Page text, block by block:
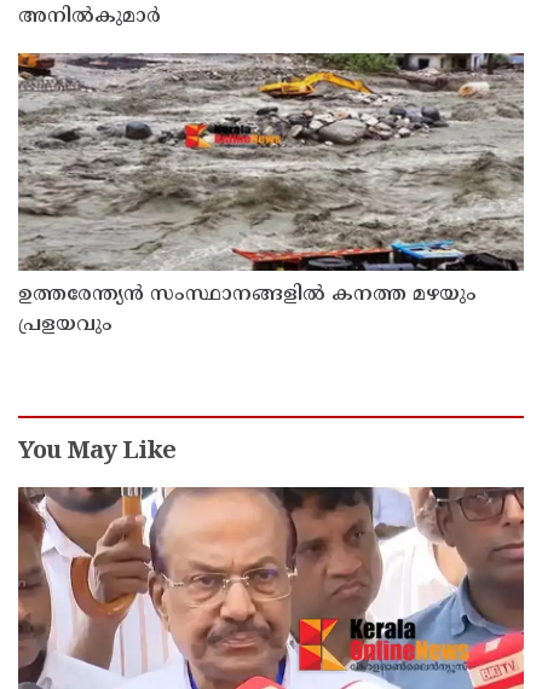
അനില്‍കുമാര്‍
ഉത്തരേന്ത്യൻ സംസ്ഥാനങ്ങളിൽ കനത്ത മഴയും
പ്രളയവും
You May Like